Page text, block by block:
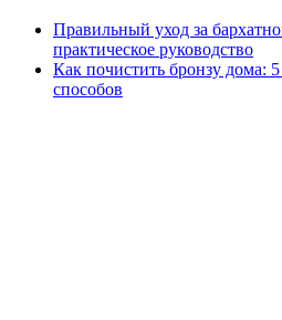
Правильный уход за
практическое руководство
Как почистить бронзу дома:
способов